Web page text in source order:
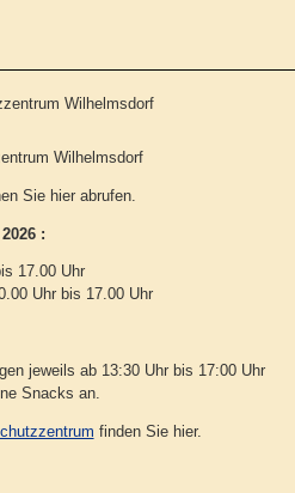
Wilhelmsdorf
Sie hier abrufen.
:
17.00 Uhr
Uhr bis 17.00 Uhr
jeweils ab 13:30 Uhr bis 17:00 Uhr
Snacks an.
finden Sie hier.